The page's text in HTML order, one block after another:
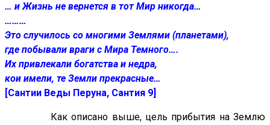
… и Жизнь не вернется в тот Мир никогда…
………
Это случилось со многими Землями (планетами),
где побывали враги с Мира Темного….
Их привлекали богатства и недра,
кои имели, те Земли прекрасные…
[Сантии Веды Перуна, Сантия 9]
Как описано выше, цель прибытия на Землю